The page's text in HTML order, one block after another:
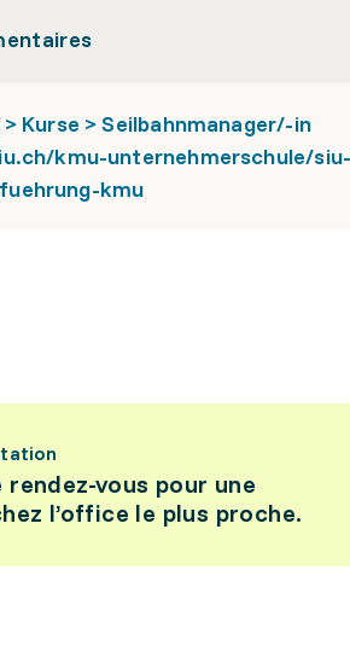
Kurse > Seilbahnmanager/-in
kmu-unternehmerschule/
kmu
vous pour une
l’office le plus proche.